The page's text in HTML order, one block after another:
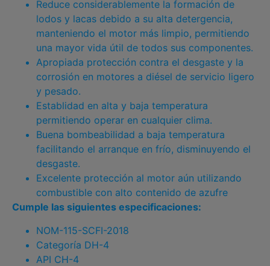
Reduce considerablemente la formación de
lodos y lacas debido a su alta detergencia,
manteniendo el motor más limpio, permitiendo
una mayor vida útil de todos sus componentes.
Apropiada protección contra el desgaste y la
corrosión en motores a diésel de servicio ligero
y pesado.
Establidad en alta y baja temperatura
permitiendo operar en cualquier clima.
Buena bombeabilidad a baja temperatura
facilitando el arranque en frío, disminuyendo el
desgaste.
Excelente protección al motor aún utilizando
combustible con alto contenido de azufre
Cumple las siguientes especificaciones:
NOM-115-SCFI-2018
Categoría DH-4
API CH-4